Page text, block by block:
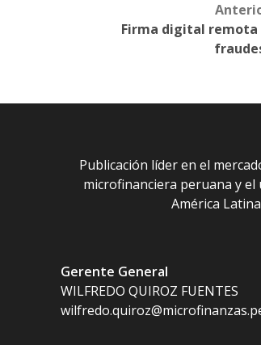
Firma digital remota
Publicación líder en el
microfinanciera peruana y el
América
Gerente General
WILFREDO QUIROZ FUENTES